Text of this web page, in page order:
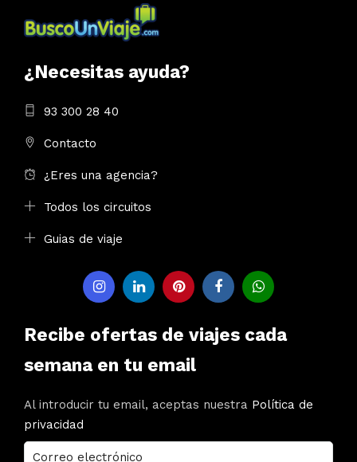
¿Necesitas ayuda?
93 300 28 40
Contacto
¿Eres una agencia?
Todos los circuitos
Guias de viaje
Recibe ofertas de viajes cada
semana en tu email
Al introducir tu email, aceptas nuestra Política de
privacidad